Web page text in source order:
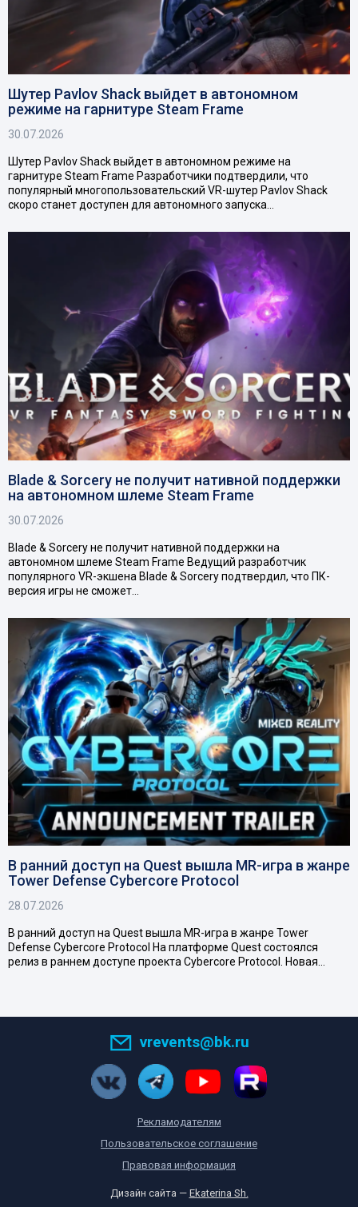
Шутер Pavlov Shack выйдет в автономном
режиме на гарнитуре Steam Frame
30.07.2026
Шутер Pavlov Shack выйдет в автономном режиме на
гарнитуре Steam Frame Разработчики подтвердили, что
популярный многопользовательский VR-шутер Pavlov Shack
скоро станет доступен для автономного запуска…
Blade & Sorcery не получит нативной поддержки
на автономном шлеме Steam Frame
30.07.2026
Blade & Sorcery не получит нативной поддержки на
автономном шлеме Steam Frame Ведущий разработчик
популярного VR-экшена Blade & Sorcery подтвердил, что ПК-
версия игры не сможет…
В ранний доступ на Quest вышла MR-игра в жанре
Tower Defense Cybercore Protocol
28.07.2026
В ранний доступ на Quest вышла MR-игра в жанре Tower
Defense Cybercore Protocol На платформе Quest состоялся
релиз в раннем доступе проекта Cybercore Protocol. Новая…
vrevents@bk.ru
Рекламодателям
Пользовательское соглашение
Правовая информация
Дизайн сайта — Ekaterina Sh.